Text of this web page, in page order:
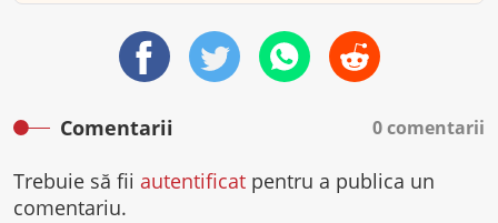
Comentarii 0 comentarii
Trebuie să fii autentificat pentru a publica un
comentariu.